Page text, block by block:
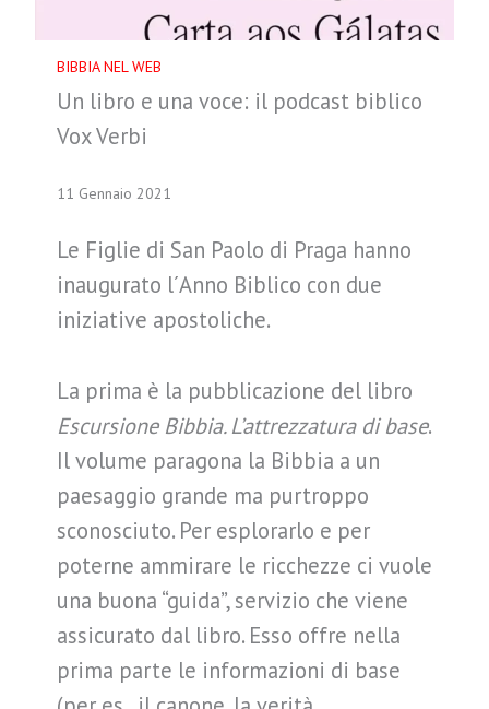
BIBBIA NEL WEB
Un libro e una voce: il podcast biblico
Vox Verbi
11 Gennaio 2021
Le Figlie di San Paolo di Praga hanno
inaugurato l´Anno Biblico con due
iniziative apostoliche.
La prima è la pubblicazione del libro
Escursione Bibbia. L’attrezzatura di base.
Il volume paragona la Bibbia a un
paesaggio grande ma purtroppo
sconosciuto. Per esplorarlo e per
poterne ammirare le ricchezze ci vuole
una buona “guida”, servizio che viene
assicurato dal libro. Esso offre nella
prima parte le informazioni di base